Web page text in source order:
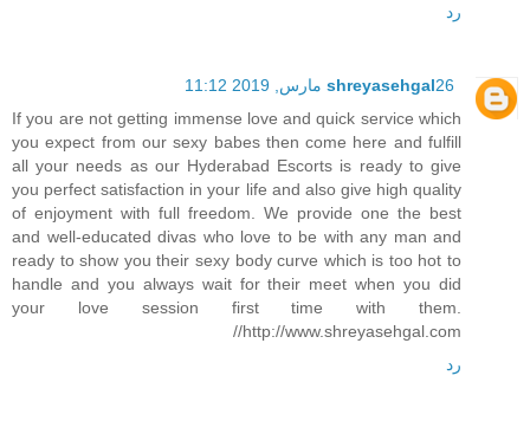
رد
shreyasehgal26 مارس, 2019 11:12
If you are not getting immense love and quick service which
you expect from our sexy babes then come here and fulfill
all your needs as our Hyderabad Escorts is ready to give
you perfect satisfaction in your life and also give high quality
of enjoyment with full freedom. We provide one the best
and well-educated divas who love to be with any man and
ready to show you their sexy body curve which is too hot to
handle and you always wait for their meet when you did
your love session first time with them.
http://www.shreyasehgal.com//
رد